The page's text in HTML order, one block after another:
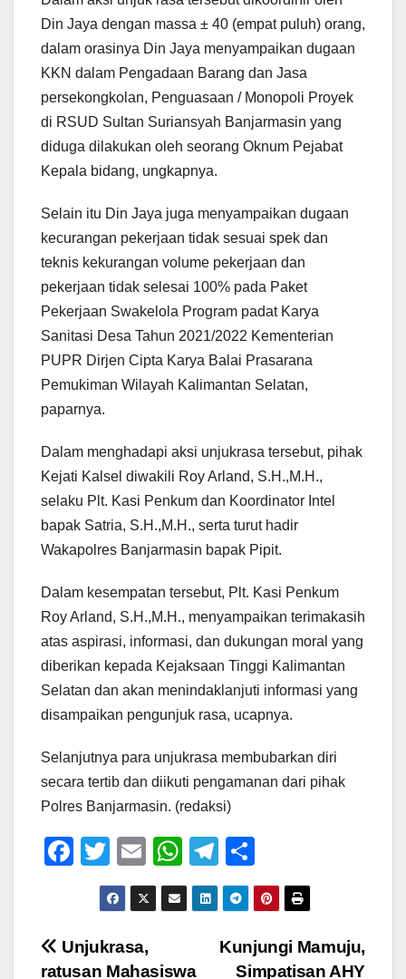
Din Jaya dengan massa ± 40 (empat puluh) orang,
dalam orasinya Din Jaya menyampaikan dugaan
KKN dalam Pengadaan Barang dan Jasa
persekongkolan, Penguasaan / Monopoli Proyek
di RSUD Sultan Suriansyah Banjarmasin yang
diduga dilakukan oleh seorang Oknum Pejabat
Kepala bidang, ungkapnya.
Selain itu Din Jaya juga menyampaikan dugaan
kecurangan pekerjaan tidak sesuai spek dan
teknis kekurangan volume pekerjaan dan
pekerjaan tidak selesai 100% pada Paket
Pekerjaan Swakelola Program padat Karya
Sanitasi Desa Tahun 2021/2022 Kementerian
PUPR Dirjen Cipta Karya Balai Prasarana
Pemukiman Wilayah Kalimantan Selatan,
paparnya.
Dalam menghadapi aksi unjukrasa tersebut, pihak
Kejati Kalsel diwakili Roy Arland, S.H.,M.H.,
selaku Plt. Kasi Penkum dan Koordinator Intel
bapak Satria, S.H.,M.H., serta turut hadir
Wakapolres Banjarmasin bapak Pipit.
Dalam kesempatan tersebut, Plt. Kasi Penkum
Roy Arland, S.H.,M.H., menyampaikan terimakasih
atas aspirasi, informasi, dan dukungan moral yang
diberikan kepada Kejaksaan Tinggi Kalimantan
Selatan dan akan menindaklanjuti informasi yang
disampaikan pengunjuk rasa, ucapnya.
Selanjutnya para unjukrasa membubarkan diri
secara tertib dan diikuti pengamanan dari pihak
Polres Banjarmasin. (redaksi)
F
e
b
T
wi
tt
er
E
m
ail
W
h
at
A
T
el
e
gr
h
ar
e
Navigasi
Kunjungi Mamuju,
Simpatisan AHY
Unjukrasa,
ratusan Mahasiswa